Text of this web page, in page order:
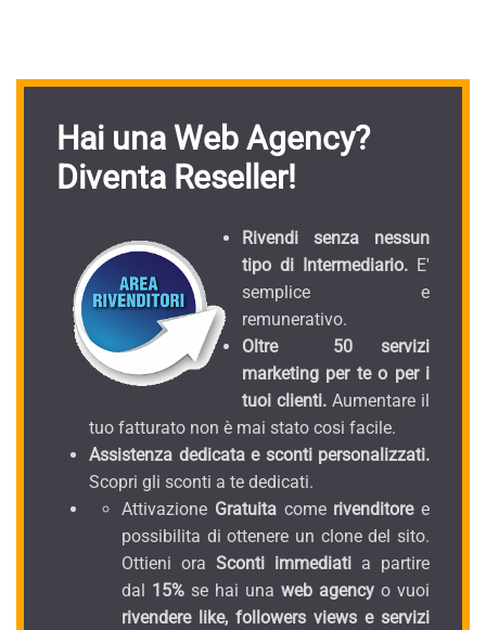
Hai una Web Agency?
Diventa Reseller!
Rivendi senza nessun
tipo di Intermediario. E'
semplice e
remunerativo.
Oltre 50 servizi
marketing per te o per i
tuoi clienti. Aumentare il
tuo fatturato non è mai stato cosi facile.
Assistenza dedicata e sconti personalizzati.
Scopri gli sconti a te dedicati.
Attivazione Gratuitacomerivenditoree
possibilita di ottenere un clone del sito.
Ottieni ora Sconti immediati a partire
dal 15% se hai una web agency o vuoi
rivendere like, followers views e servizi